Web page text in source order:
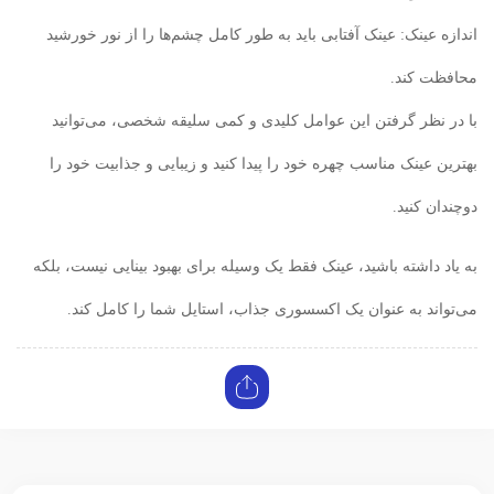
اندازه عینک: عینک آفتابی باید به طور کامل چشم‌ها را از نور خورشید
محافظت کند.
با در نظر گرفتن این عوامل کلیدی و کمی سلیقه شخصی، می‌توانید
بهترین عینک مناسب چهره خود را پیدا کنید و زیبایی و جذابیت خود را
دوچندان کنید.
به یاد داشته باشید، عینک فقط یک وسیله برای بهبود بینایی نیست، بلکه
می‌تواند به عنوان یک اکسسوری جذاب، استایل شما را کامل کند.